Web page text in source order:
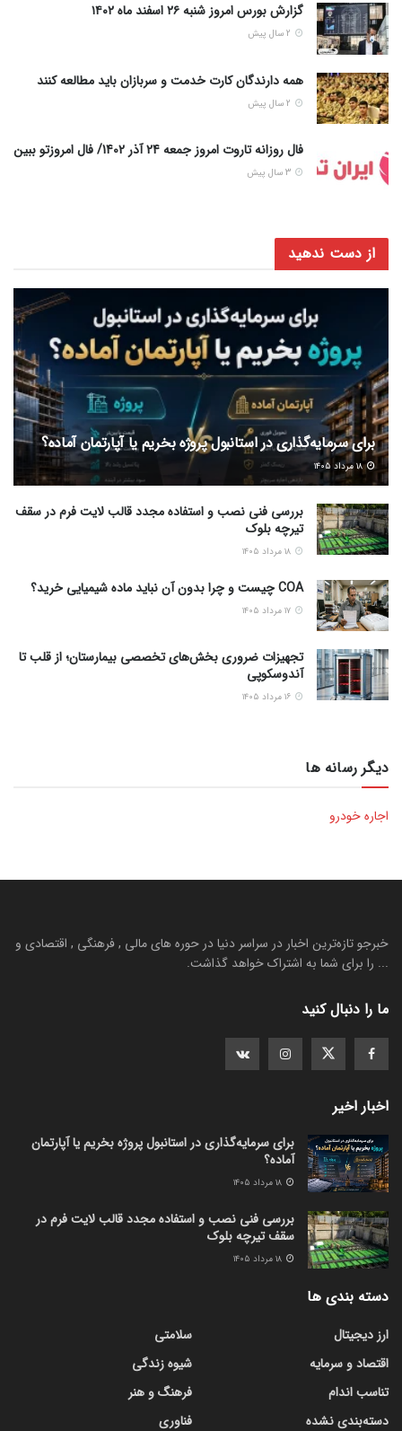
گزارش بورس امروز شنبه ۲۶ اسفند ماه ۱۴۰۲
همه دارندگان کارت خدمت و سربازان باید مطالعه کنند
فال روزانه تاروت امروز جمعه 24 آذر 1402/ فال امروزتو ببین
از دست ندهید
برای سرمایه‌گذاری در استانبول پروژه بخریم یا آپارتمان آماده؟
۱۸ مرداد ۱۴۰۵
بررسی فنی نصب و استفاده مجدد قالب لایت فرم در سقف
تیرچه بلوک
COA چیست و چرا بدون آن نباید ماده شیمیایی خرید؟
تجهیزات ضروری بخش‌های تخصصی بیمارستان؛ از قلب تا
آندوسکوپی
دیگر رسانه ها
اجاره خودرو
خبرجو تازه‌ترین اخبار در سراسر دنیا در حوره های مالی , فرهنگی , اقتصادی و
... را برای شما به اشتراک خواهد گذاشت.
ما را دنبال کنید
اخبار اخیر
برای سرمایه‌گذاری در استانبول پروژه بخریم یا آپارتمان
آماده؟
بررسی فنی نصب و استفاده مجدد قالب لایت فرم در
سقف تیرچه بلوک
دسته بندی ها
ارز دیجیتال
اقتصاد و سرمایه
تناسب اندام
دسته‌بندی نشده
سلامتی
شیوه زندگی
فرهنگ و هنر
فناوری